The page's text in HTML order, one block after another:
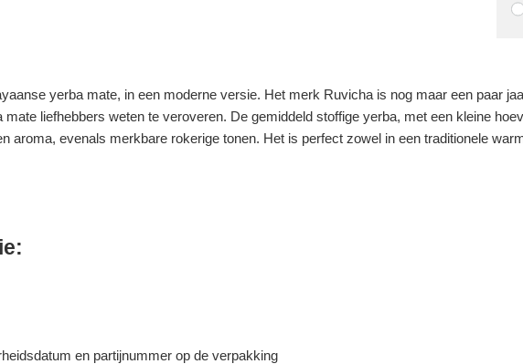
yerba mate, in een moderne versie. Het merk Ruvicha is nog maar een paar
liefhebbers weten te veroveren. De gemiddeld stoffige yerba, met een kleine
aroma, evenals merkbare rokerige tonen. Het is perfect zowel in een traditionele
en partijnummer op de verpakking